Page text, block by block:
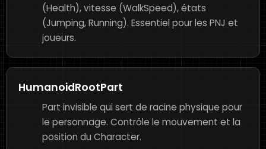
(Health), vitesse (WalkSpeed), états
(Jumping, Running). Essentiel pour les PNJ et
joueurs.
HumanoidRootPart
Part invisible qui sert de racine physique pour
le personnage. Contrôle le mouvement et la
position du Character.